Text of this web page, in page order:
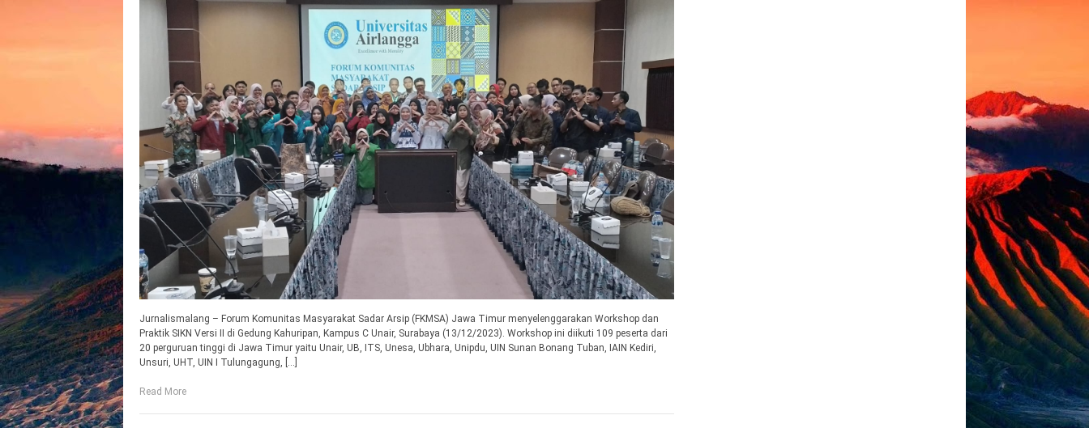
Jurnalismalang – Forum Komunitas Masyarakat Sadar Arsip (FKMSA) Jawa Timur menyelenggarakan Workshop dan
Praktik SIKN Versi II di Gedung Kahuripan, Kampus C Unair, Surabaya (13/12/2023). Workshop ini diikuti 109 peserta dari
20 perguruan tinggi di Jawa Timur yaitu Unair, UB, ITS, Unesa, Ubhara, Unipdu, UIN Sunan Bonang Tuban, IAIN Kediri,
Unsuri, UHT, UIN I Tulungagung, […]
Read More